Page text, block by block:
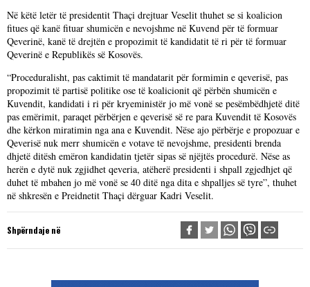
Në këtë letër të presidentit Thaçi drejtuar Veselit thuhet se si koalicion
fitues që kanë fituar shumicën e nevojshme në Kuvend për të formuar
Qeverinë, kanë të drejtën e propozimit të kandidatit të ri për të formuar
Qeverinë e Republikës së Kosovës.
“Proceduralisht, pas caktimit të mandatarit për formimin e qeverisë, pas
propozimit të partisë politike ose të koalicionit që përbën shumicën e
Kuvendit, kandidati i ri për kryeministër jo më vonë se pesëmbëdhjetë ditë
pas emërimit, paraqet përbërjen e qeverisë së re para Kuvendit të Kosovës
dhe kërkon miratimin nga ana e Kuvendit. Nëse ajo përbërje e propozuar e
Qeverisë nuk merr shumicën e votave të nevojshme, presidenti brenda
dhjetë ditësh emëron kandidatin tjetër sipas së njëjtës procedurë. Nëse as
herën e dytë nuk zgjidhet qeveria, atëherë presidenti i shpall zgjedhjet që
duhet të mbahen jo më vonë se 40 ditë nga dita e shpalljes së tyre”, thuhet
në shkresën e Preidnetit Thaçi dërguar Kadri Veselit.
Shpërndaje në